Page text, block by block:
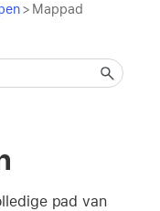
> Mappad
pad van